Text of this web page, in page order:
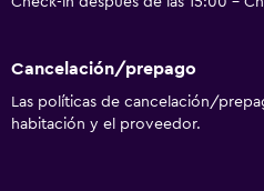
Cancelación/prepago
Las políticas de cancelación/
habitación y el proveedor.